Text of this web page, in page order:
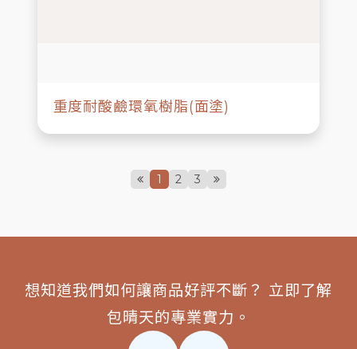
重度耐酸鹼環氧樹脂(面塗)
1 2 3
想知道我們如何讓商品好評不斷？ 立即了解
包晴天的專業實力。